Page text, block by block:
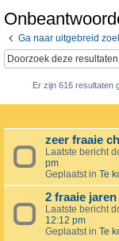
Ga naar uitgebreid
Er zijn 616 resultaten
zeer fraaie
Laatste bericht
pm
Geplaatst in Te
2 fraaie
Laatste bericht
12:12 pm
Geplaatst in Te